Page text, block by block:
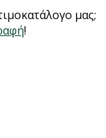
μας;
!